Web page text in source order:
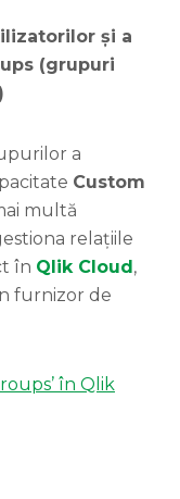
și a
(grupuri
a
Custom
multă
relațiile
în Qlik Cloud ,
furnizor de
în Qlik